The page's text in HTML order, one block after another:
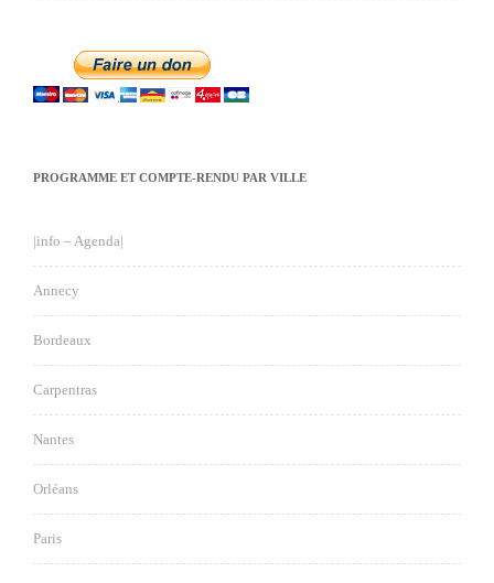
PROGRAMME ET COMPTE-RENDU PAR VILLE
|info – Agenda|
Annecy
Bordeaux
Carpentras
Nantes
Orléans
Paris